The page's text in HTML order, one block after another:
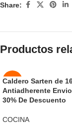
Share:
Productos
-43%
AGOT
ADO
NUEVO
Caldero Sarten de
Antiadherente
30% De Descuento
COCINA